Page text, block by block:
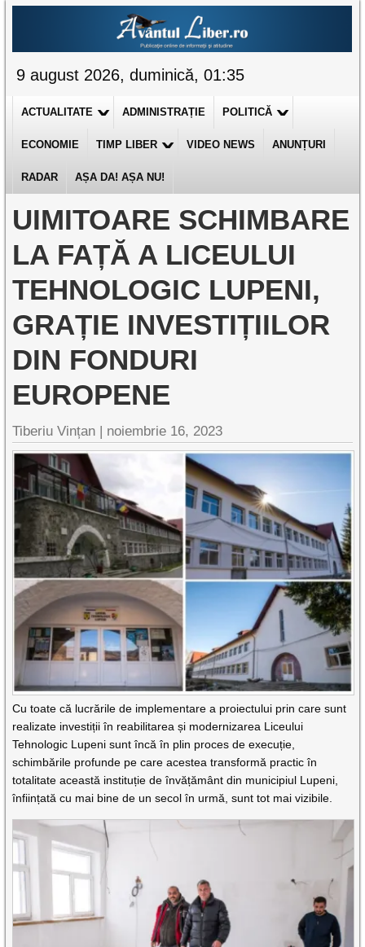
9 august 2026, duminică, 01:35
ACTUALITATE ADMINISTRAȚIE POLITICĂ
ECONOMIE TIMP LIBER VIDEO NEWS ANUNȚURI
RADAR AȘA DA! AȘA NU!
UIMITOARE SCHIMBARE
LA FAȚĂ A LICEULUI
TEHNOLOGIC LUPENI,
GRAȚIE INVESTIȚIILOR
DIN FONDURI
EUROPENE
Tiberiu Vințan | noiembrie 16, 2023
Cu toate că lucrările de implementare a proiectului prin care sunt
realizate investiții în reabilitarea și modernizarea Liceului
Tehnologic Lupeni sunt încă în plin proces de execuție,
schimbările profunde pe care acestea transformă practic în
totalitate această instituție de învățământ din municipiul Lupeni,
înființată cu mai bine de un secol în urmă, sunt tot mai vizibile.